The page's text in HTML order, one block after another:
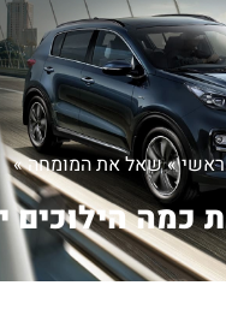
ראשי»שאל את המומחה»